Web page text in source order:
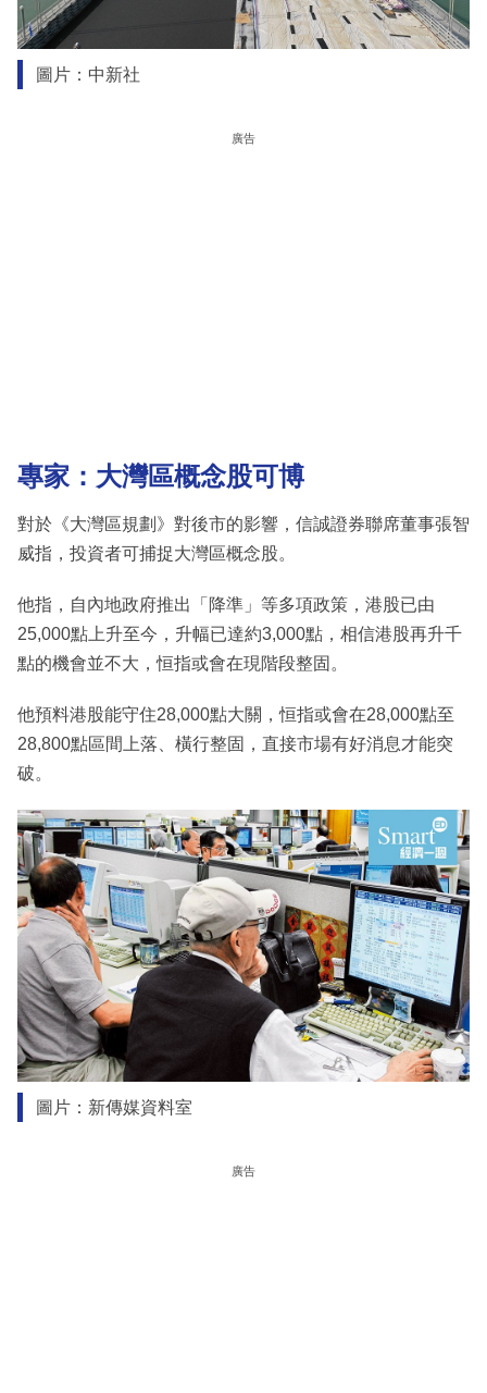
圖片：中新社
廣告
專家：大灣區概念股可博
對於《大灣區規劃》對後市的影響，信誠證券聯席董事張智
威指，投資者可捕捉大灣區概念股。
他指，自內地政府推出「降準」等多項政策，港股已由
25,000點上升至今，升幅已達約3,000點，相信港股再升千
點的機會並不大，恒指或會在現階段整固。
他預料港股能守住28,000點大關，恒指或會在28,000點至
28,800點區間上落、橫行整固，直接市場有好消息才能突
破。
圖片：新傳媒資料室
廣告